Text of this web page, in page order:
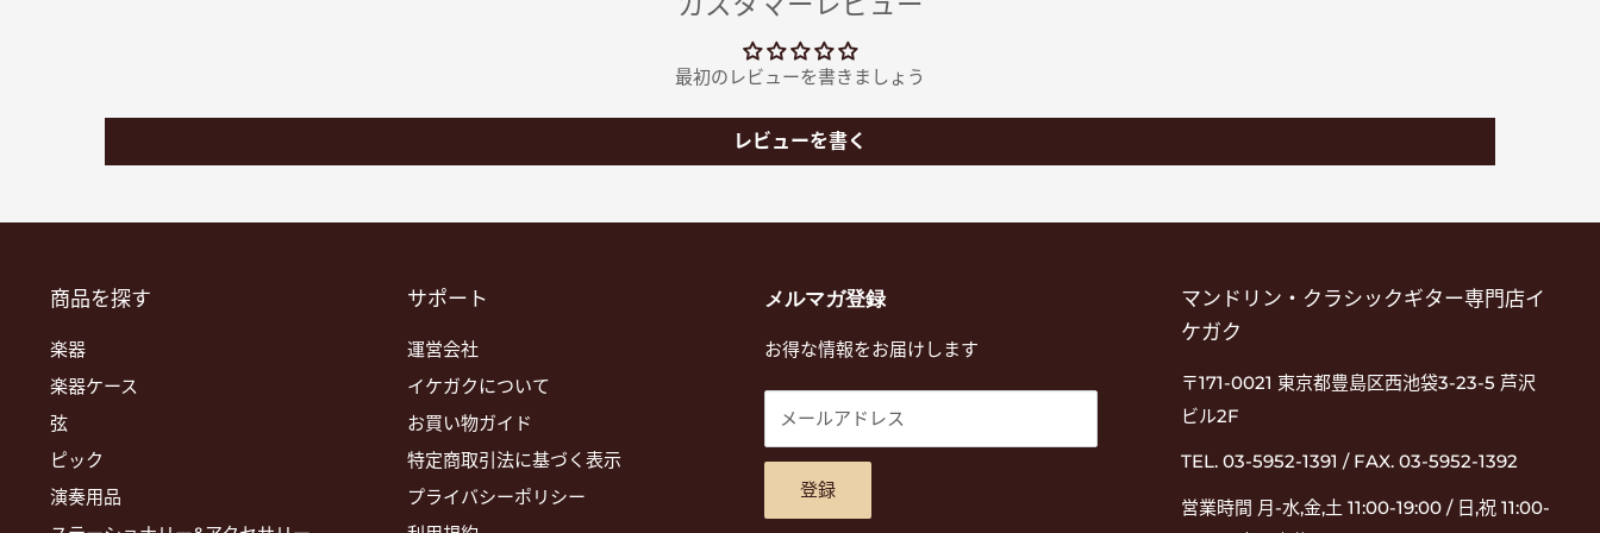
最初のレビューを書きましょう
レビューを書く
商品を探す
楽器
楽器ケース
弦
ピック
演奏用品
サポート
運営会社
イケガクについて
お買い物ガイド
特定商取引法に基づく表示
プライバシーポリシー
メルマガ登録
お得な情報をお届けします
メールアドレス
登録
マンドリン・クラシックギター専門店イ
ケガク
〒171-0021 東京都豊島区西池袋3-23-5 芦沢
ビル2F
TEL. 03-5952-1391 / FAX. 03-5952-1392
営業時間 月-水,金,土 11:00-19:00 / 日,祝 11:00-